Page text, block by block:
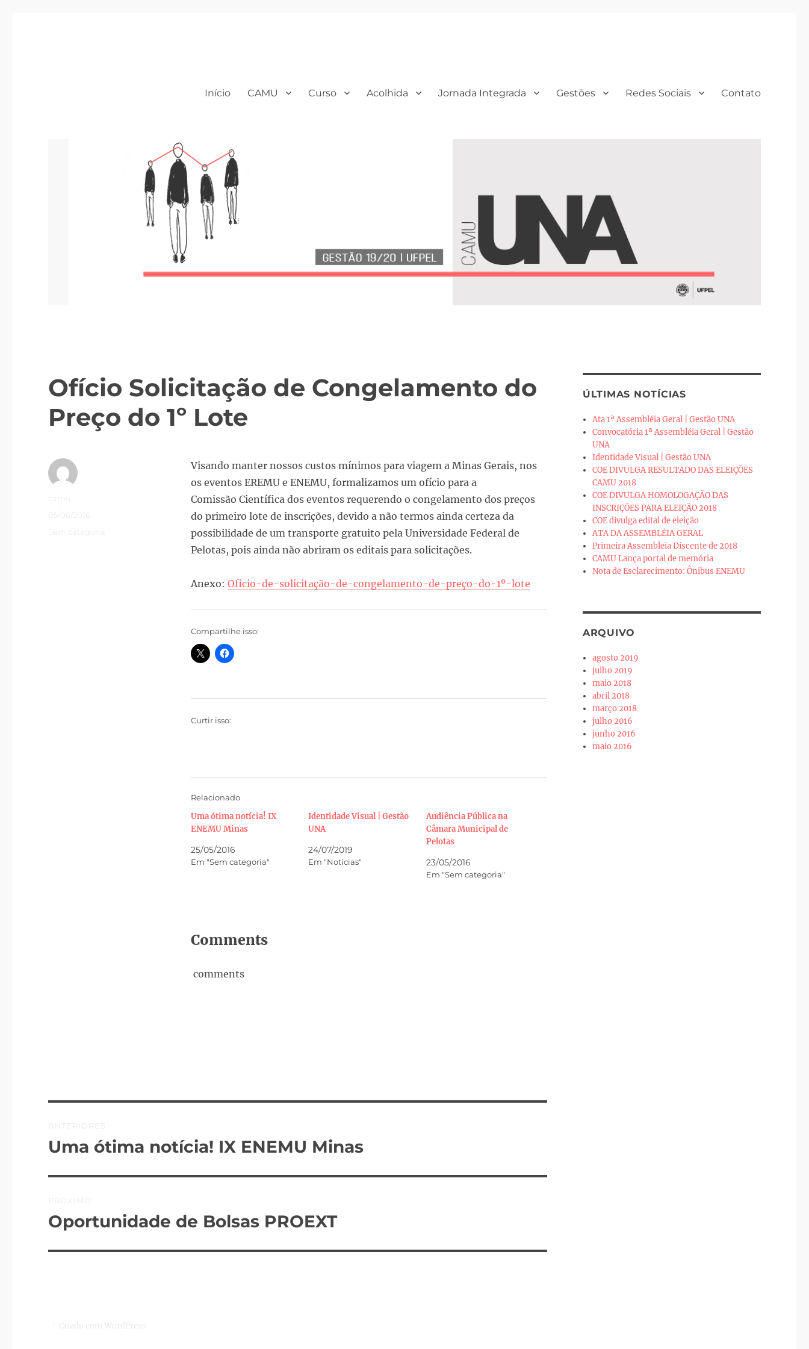
Início CAMU Curso Acolhida Jornada Integrada Gestões Redes Sociais Contato
Ofício Solicitação de Congelamento do
Preço do 1º Lote
Visando manter nossos custos mínimos para viagem a Minas Gerais, nos
os eventos EREMU e ENEMU, formalizamos um ofício para a
Comissão Científica dos eventos requerendo o congelamento dos preços
do primeiro lote de inscrições, devido a não termos ainda certeza da
possibilidade de um transporte gratuito pela Universidade Federal de
Pelotas, pois ainda não abriram os editais para solicitações.
Anexo: Oficio-de-solicitação-de-congelamento-de-preço-do-1º-lote
Compartilhe isso:
Curtir isso:
Relacionado
Uma ótima notícia! IX
ENEMU Minas
25/05/2016
Em "Sem categoria"
Identidade Visual | Gestão
UNA
24/07/2019
Em "Notícias"
Audiência Pública na
Câmara Municipal de
Pelotas
23/05/2016
Em "Sem categoria"
Comments
comments
de
Post
Uma ótima notícia! IX ENEMU Minas
Próximo
Oportunidade de Bolsas PROEXT
ÚLTIMAS NOTÍCIAS
Ata 1ª Assembléia Geral | Gestão UNA
Convocatória 1ª Assembléia Geral | Gestão
UNA
Identidade Visual | Gestão UNA
COE DIVULGA RESULTADO DAS ELEIÇÕES
CAMU 2018
COE DIVULGA HOMOLOGAÇÃO DAS
INSCRIÇÕES PARA ELEIÇÃO 2018
COE divulga edital de eleição
ATA DA ASSEMBLÉIA GERAL
Primeira Assembleia Discente de 2018
CAMU Lança portal de memória
Nota de Esclarecimento: Ônibus ENEMU
ARQUIVO
agosto 2019
julho 2019
maio 2018
abril 2018
março 2018
julho 2016
junho 2016
maio 2016